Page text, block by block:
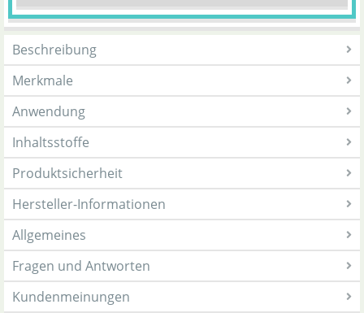
Beschreibung
Merkmale
Anwendung
Inhaltsstoffe
Produktsicherheit
Hersteller-Informationen
Allgemeines
Fragen und Antworten
Kundenmeinungen